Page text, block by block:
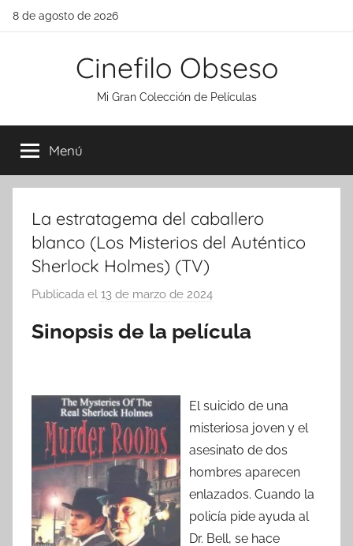
Saltar
8 de agosto de 2026
Cinefilo Obseso
Mi Gran Colección de Películas
Menú
La estratagema del caballero
blanco (Los Misterios del Auténtico
Sherlock Holmes) (TV)
Publicada el 13 de marzo de 2024
r
Sinopsis de la película
El suicido de una
misteriosa joven y el
asesinato de dos
hombres aparecen
enlazados. Cuando la
policía pide ayuda al
Dr. Bell, se hace